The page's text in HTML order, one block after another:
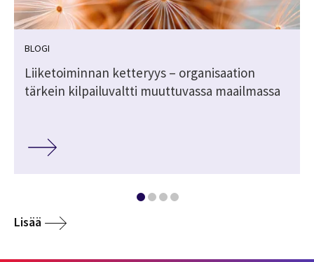
BLOGI
Liiketoiminnan ketteryys – organisaation
tärkein kilpailuvaltti muuttuvassa maailmassa
Lisää